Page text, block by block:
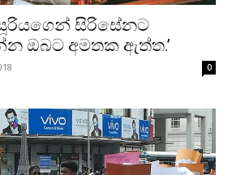
සිරිසේනට
ඔබට අමතක ඇත්ත.’
0